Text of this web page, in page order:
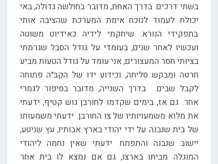
בשתי דרכים. בדרך האחת, מדובר בחולשה גדולה, באי
יכולת לעמוד לנוכח אימת המערכת שהציבה אותי
בתפקידי הנורא. שיחקתי לידיה כאידיוט משוטה
ועכשיו לאחר שנים, בעומדי על גודל הסבל שגרמתי
בציותי חסר המעצורים, אני עומד על גודל הטעות מביע
חרטה ומבקש סליחה, וכידוע ידו של הקב"ה פתוחה
לקבל שבים. בדרך השנייה, מדובר בסיפור לגמרי
אחר. גם אז, בימים שקדמו לחורבן גוש קטיף, ידעתי
את מלוא משמעויותיו של צו החורבן. ידעתי משמעותו
של בית שנבנה על ידי יהודי בארץ אבותיו, עץ שניטע,
יישוב שנבנה והתפתח. ידעתי שאין נחמה ליהודי
המוגלה מביתו בארצו, גם אם נמצא לו בית אחר